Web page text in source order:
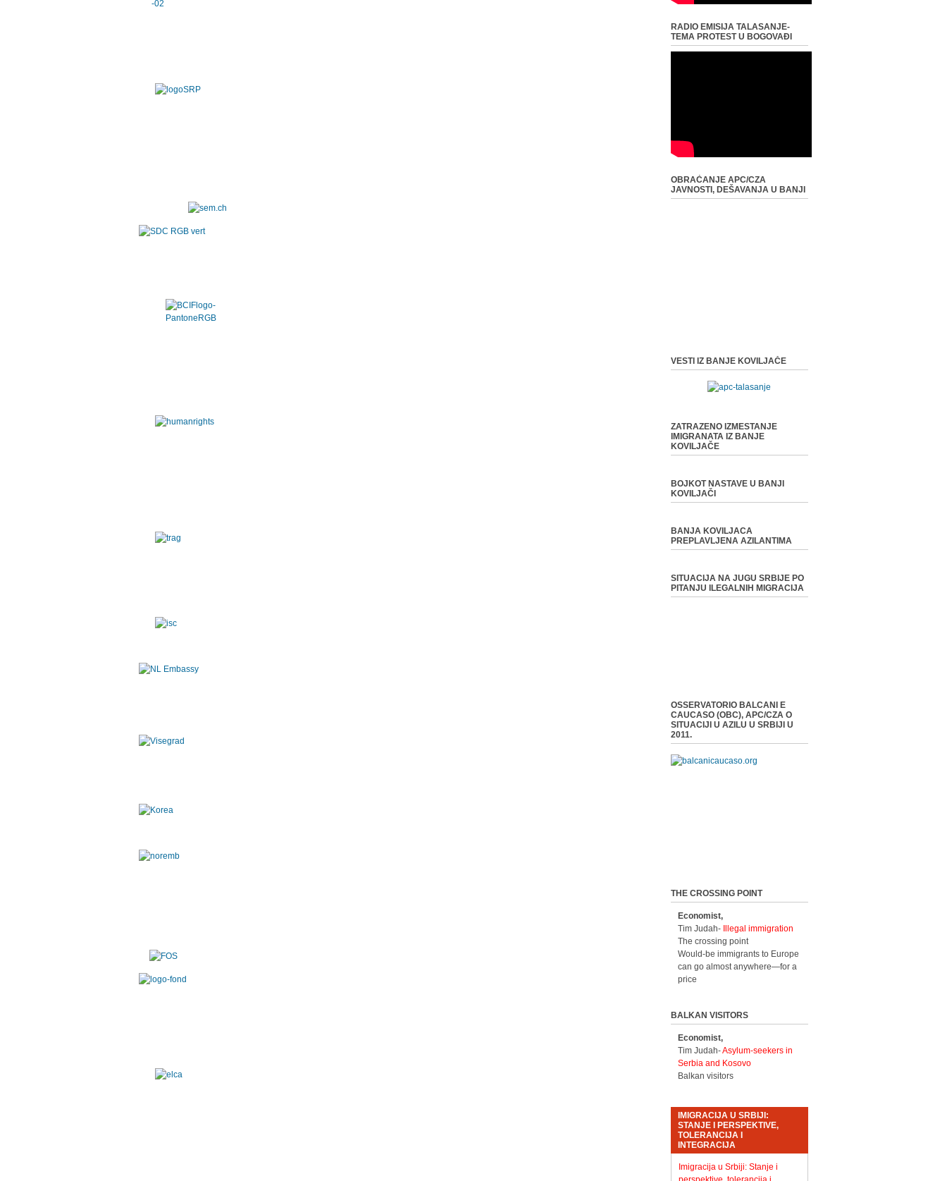
RADIO EMISIJA TALASANJE-
TEMA PROTEST U BOGOVAĐI
OBRAĆANJE APC/CZA
JAVNOSTI, DEŠAVANJA U BANJI
VESTI IZ BANJE KOVILJAČE
ZATRAZENO IZMESTANJE
IMIGRANATA IZ BANJE
KOVILJAČE
BOJKOT NASTAVE U BANJI
KOVILJAČI
BANJA KOVILJACA
PREPLAVLJENA AZILANTIMA
SITUACIJA NA JUGU SRBIJE PO
PITANJU ILEGALNIH MIGRACIJA
OSSERVATORIO BALCANI E
CAUCASO (OBC), APC/CZA O
SITUACIJI U AZILU U SRBIJI U
2011.
THE CROSSING POINT
Economist,
Tim Judah-
Illegal immigration
The crossing point
Would-be immigrants to Europe
can go almost anywhere—for a
price
BALKAN VISITORS
Economist,
Tim Judah-Asylum-seekers in
Serbia and Kosovo
Balkan visitors
IMIGRACIJA U SRBIJI:
STANJE I PERSPEKTIVE,
TOLERANCIJA I
INTEGRACIJA
Imigracija u Srbiji: Stanje i